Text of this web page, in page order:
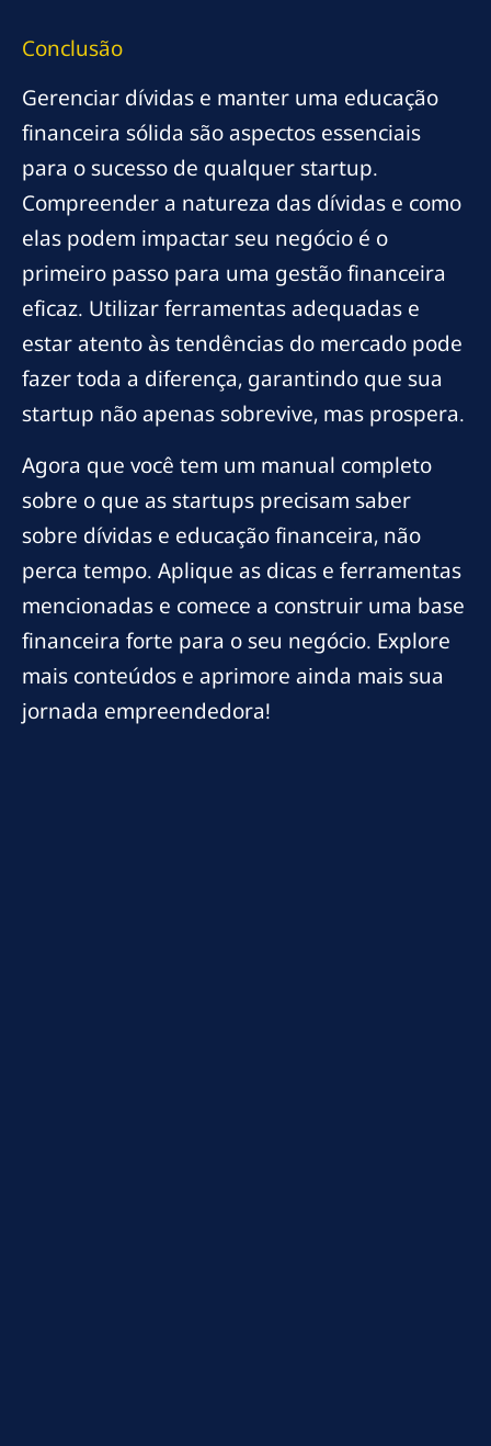
Conclusão
Gerenciar dívidas e manter uma educação
financeira sólida são aspectos essenciais
para o sucesso de qualquer startup.
Compreender a natureza das dívidas e como
elas podem impactar seu negócio é o
primeiro passo para uma gestão financeira
eficaz. Utilizar ferramentas adequadas e
estar atento às tendências do mercado pode
fazer toda a diferença, garantindo que sua
startup não apenas sobrevive, mas prospera.
Agora que você tem um manual completo
sobre o que as startups precisam saber
sobre dívidas e educação financeira, não
perca tempo. Aplique as dicas e ferramentas
mencionadas e comece a construir uma base
financeira forte para o seu negócio. Explore
mais conteúdos e aprimore ainda mais sua
jornada empreendedora!